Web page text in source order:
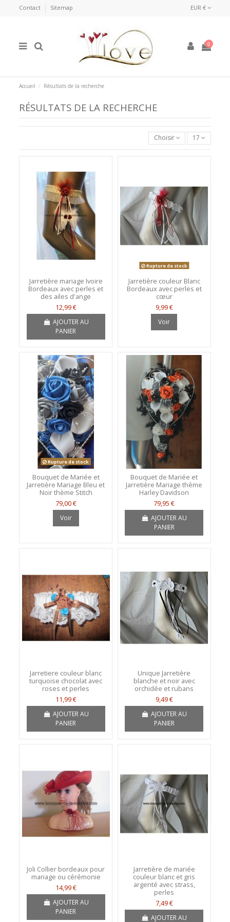
Contact Sitemap EUR €
0
Accueil Résultats de la recherche
RÉSULTATS DE LA RECHERCHE
Choisir 17
Jarretière mariage Ivoire
Bordeaux avec perles et
des ailes d'ange
12,99 €
AJOUTER AU
PANIER
Rupture de stock
Jarretière couleur Blanc
Bordeaux avec perles et
cœur
9,99 €
Voir
Rupture de stock
Bouquet de Mariée et
Jarretière Mariage Bleu et
Noir thème Stitch
79,00 €
Voir
Bouquet de Mariée et
Jarretière Mariage thème
Harley Davidson
79,95 €
AJOUTER AU
PANIER
Jarretiere couleur blanc
turquoise chocolat avec
roses et perles
11,99 €
AJOUTER AU
PANIER
Unique Jarretière
blanche et noir avec
orchidée et rubans
9,49 €
AJOUTER AU
PANIER
Joli Collier bordeaux pour
mariage ou cérémonie
14,99 €
AJOUTER AU
PANIER
Jarretière de mariée
couleur blanc et gris
argenté avec strass,
perles
7,49 €
AJOUTER AU